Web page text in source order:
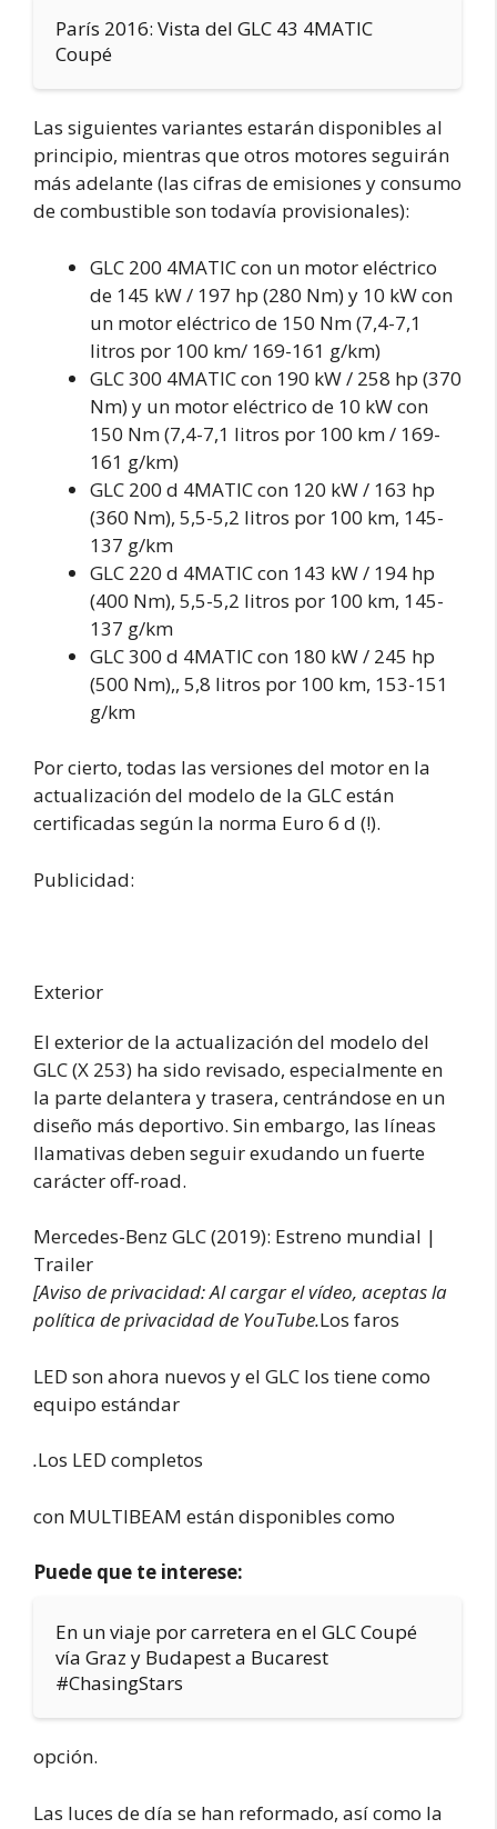
París 2016: Vista del GLC 43 4MATIC
Coupé
Las siguientes variantes estarán disponibles al
principio, mientras que otros motores seguirán
más adelante (las cifras de emisiones y consumo
de combustible son todavía provisionales):
GLC 200 4MATIC con un motor eléctrico
de 145 kW / 197 hp (280 Nm) y 10 kW con
un motor eléctrico de 150 Nm (7,4-7,1
litros por 100 km/ 169-161 g/km)
GLC 300 4MATIC con 190 kW / 258 hp (370
Nm) y un motor eléctrico de 10 kW con
150 Nm (7,4-7,1 litros por 100 km / 169-
161 g/km)
GLC 200 d 4MATIC con 120 kW / 163 hp
(360 Nm), 5,5-5,2 litros por 100 km, 145-
137 g/km
GLC 220 d 4MATIC con 143 kW / 194 hp
(400 Nm), 5,5-5,2 litros por 100 km, 145-
137 g/km
GLC 300 d 4MATIC con 180 kW / 245 hp
(500 Nm),, 5,8 litros por 100 km, 153-151
g/km
Por cierto, todas las versiones del motor en la
actualización del modelo de la GLC están
certificadas según la norma Euro 6 d (!).
Publicidad:
Exterior
El exterior de la actualización del modelo del
GLC (X 253) ha sido revisado, especialmente en
la parte delantera y trasera, centrándose en un
diseño más deportivo. Sin embargo, las líneas
llamativas deben seguir exudando un fuerte
carácter off-road.
Mercedes-Benz GLC (2019): Estreno mundial |
Trailer
[Aviso de privacidad: Al cargar el vídeo, aceptas la
política de privacidad de YouTube.Los faros
LED son ahora nuevos y el GLC los tiene como
equipo estándar
.Los LED completos
con MULTIBEAM están disponibles como
Puede que te interese:
En un viaje por carretera en el GLC Coupé
vía Graz y Budapest a Bucarest
#ChasingStars
opción.
Las luces de día se han reformado, así como la